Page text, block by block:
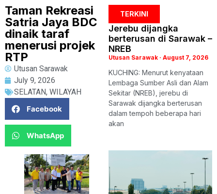
Taman Rekreasi
Satria Jaya BDC
dinaik taraf
menerusi projek
RTP
Utusan Sarawak
July 9, 2026
SELATAN, WILAYAH
Facebook
WhatsApp
TERKINI
Jerebu dijangka
berterusan di Sarawak –
NREB
Utusan Sarawak August 7, 2026
KUCHING: Menurut kenyataan
Lembaga Sumber Asli dan Alam
Sekitar (NREB), jerebu di
Sarawak dijangka berterusan
dalam tempoh beberapa hari
akan